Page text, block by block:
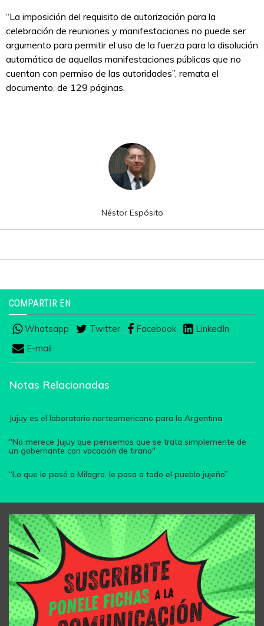
“La imposición del requisito de autorización para la
celebración de reuniones y manifestaciones no puede ser
argumento para permitir el uso de la fuerza para la disolución
automática de aquellas manifestaciones públicas que no
cuentan con permiso de las autoridades”, remata el
documento, de 129 páginas.
Néstor Espósito
COMPARTIR EN
Whatsapp Twitter Facebook
LinkedIn
E-mail
Notas Relacionadas
Jujuy es el laboratorio norteamericano para la Argentina
"No merece Jujuy que pensemos que se trata simplemente de
un gobernante con vocación de tirano"
“Lo que le pasó a Milagro, le pasa a todo el pueblo jujeño”